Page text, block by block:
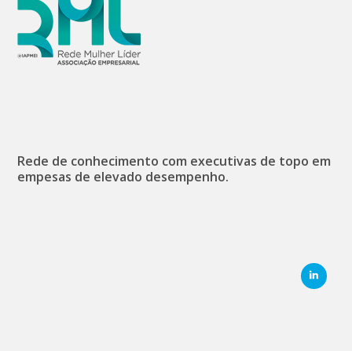
Rede de conhecimento com executivas de topo em
empesas de elevado desempenho.